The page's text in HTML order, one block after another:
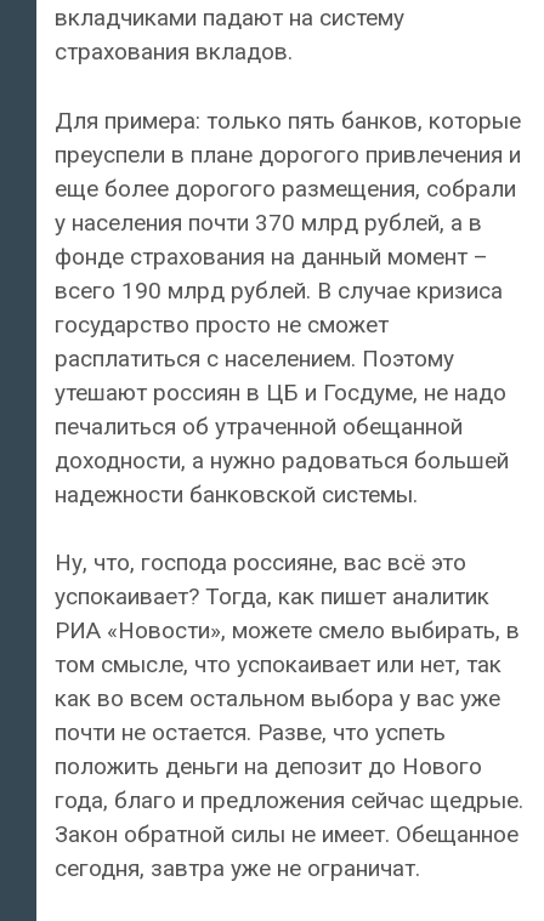
вкладчиками падают на систему
страхования вкладов.
Для примера: только пять банков, которые
преуспели в плане дорогого привлечения и
еще более дорогого размещения, собрали
у населения почти 370 млрд рублей, а в
фонде страхования на данный момент –
всего 190 млрд рублей. В случае кризиса
государство просто не сможет
расплатиться с населением. Поэтому
утешают россиян в ЦБ и Госдуме, не надо
печалиться об утраченной обещанной
доходности, а нужно радоваться большей
надежности банковской системы.
Ну, что, господа россияне, вас всё это
успокаивает? Тогда, как пишет аналитик
РИА «Новости», можете смело выбирать, в
том смысле, что успокаивает или нет, так
как во всем остальном выбора у вас уже
почти не остается. Разве, что успеть
положить деньги на депозит до Нового
года, благо и предложения сейчас щедрые.
Закон обратной силы не имеет. Обещанное
сегодня, завтра уже не ограничат.